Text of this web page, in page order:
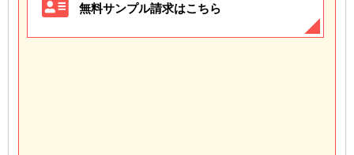
無料サンプル請求はこちら